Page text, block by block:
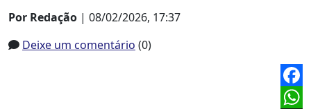
Por Redação | 08/02/2026, 17:37
Deixe um comentário (0)